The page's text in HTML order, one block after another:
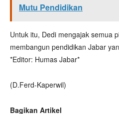
Mutu Pendidikan
Untuk itu, Dedi mengajak semua
membangun pendidikan Jabar
*Editor: Humas Jabar*
(D.Ferd-Kaperwil)
Bagikan Artikel